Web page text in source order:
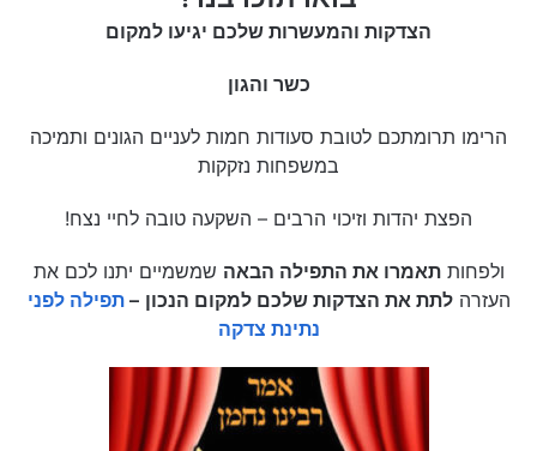
הצדקות והמעשרות שלכם יגיעו למקום
כשר והגון
הרימו תרומתכם לטובת סעודות חמות לעניים הגונים ותמיכה
במשפחות נזקקות
הפצת יהדות וזיכוי הרבים – השקעה טובה לחיי נצח!
ולפחותתאמרו את התפילה הבאה שמשמיים יתנו לכם את
העזרהלתת את הצדקות שלכם למקום הנכון –תפילה לפני
נתינת צדקה